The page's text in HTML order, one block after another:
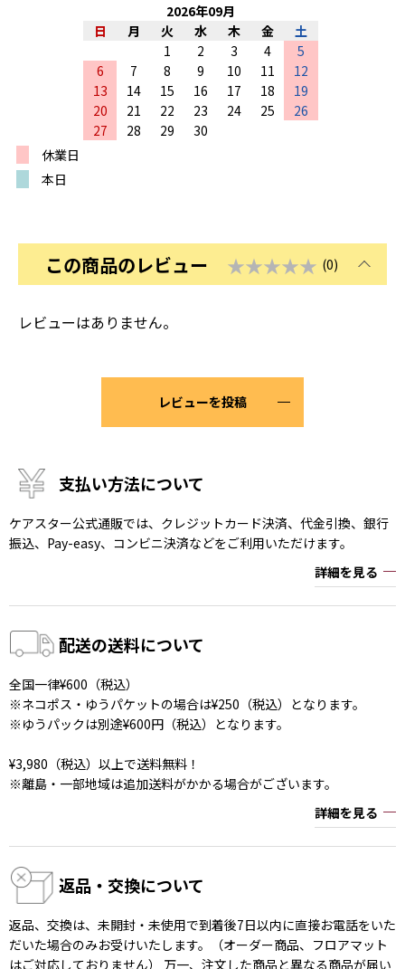
2026年09月
日
月 火 水 木 金
土
1
2 3 4
5
6
7 8 9 10 11
12
13
14 15 16 17 18
19
20
21 22 23 24 25
26
27
28 29
30
休業日
本日
この商品のレビュー ★★★★★ (0)
レビューはありません。
レビューを投稿
支払い方法について
ケアスター公式通販では、クレジットカード決済、代金引換、銀行
振込、Pay-easy、コンビニ決済などをご利用いただけます。
詳細を見る
配送の送料について
全国一律¥600（税込）
※ネコポス・ゆうパケットの場合は¥250（税込）となります。
※ゆうパックは別途¥600円（税込）となります。
¥3,980（税込）以上で送料無料！
※離島・一部地域は追加送料がかかる場合がございます。
詳細を見る
返品・交換について
返品、交換は、未開封・未使用で到着後7日以内に直接お電話をいた
だいた場合のみお受けいたします。（オーダー商品、フロアマット
はご対応しておりません） 万一、注文した商品と異なる商品が届い